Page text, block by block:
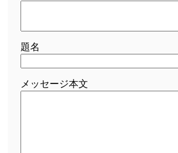
題名
メッセージ本文